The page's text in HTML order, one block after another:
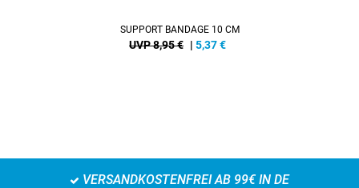
SUPPORT BANDAGE 10 CM
UVP 8,95 € | 5,37€
VERSANDKOSTENFREI AB 99€ IN DE